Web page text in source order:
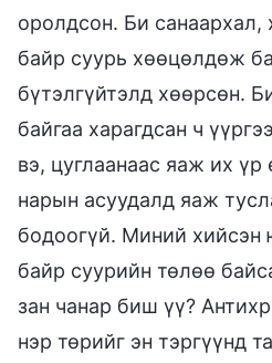
оролдсон. Би санаархал,
байр суурь хөөцөлдөж
бүтэлгүйтэлд хөөрсөн.
байгаа харагдсан ч
вэ, цуглаанаас яаж их үр
нарын асуудалд яаж
бодоогүй. Миний хийсэн
байр суурийн төлөө
зан чанар биш үү?
нэр төрийг эн тэргүүнд